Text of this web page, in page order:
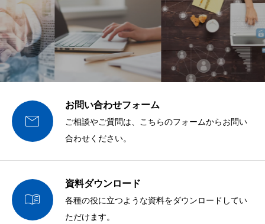

お問い合わせフォーム
ご相談やご質問は、こちらのフォームからお問い
合わせください。

資料ダウンロード
各種の役に立つような資料をダウンロードしてい
ただけます。